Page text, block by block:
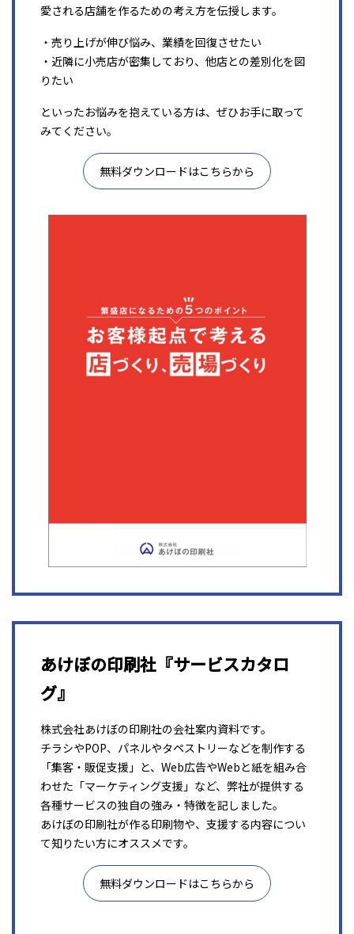
愛される店舗を作るための考え方を伝授します。
・売り上げが伸び悩み、業績を回復させたい
・近隣に小売店が密集しており、他店との差別化を図
りたい
といったお悩みを抱えている方は、ぜひお手に取って
みてください。
無料ダウンロードはこちらから
あけぼの印刷社『サービスカタロ
グ』
株式会社あけぼの印刷社の会社案内資料です。
チラシやPOP、パネルやタペストリーなどを制作する
「集客・販促支援」と、Web広告やWebと紙を組み合
わせた「マーケティング支援」など、弊社が提供する
各種サービスの独自の強み・特徴を記しました。
あけぼの印刷社が作る印刷物や、支援する内容につい
て知りたい方にオススメです。
無料ダウンロードはこちらから